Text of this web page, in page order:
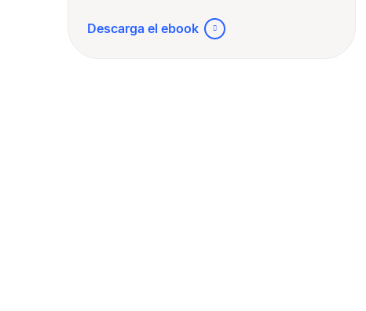
Descarga el ebook